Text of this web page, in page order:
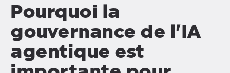
Pourquoi la
gouvernance de l'IA
agentique est